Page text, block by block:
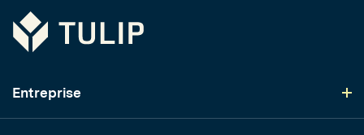
Tulip
Entreprise